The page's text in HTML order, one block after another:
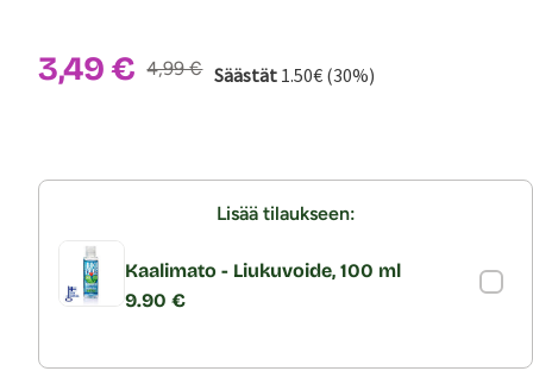
Alennushinta:
3,49 € Normaalihinta:
4,99 € Säästät 1.50€ (30%)
Lisää tilaukseen:
Kaalimato - Liukuvoide, 100 ml
9.90 €